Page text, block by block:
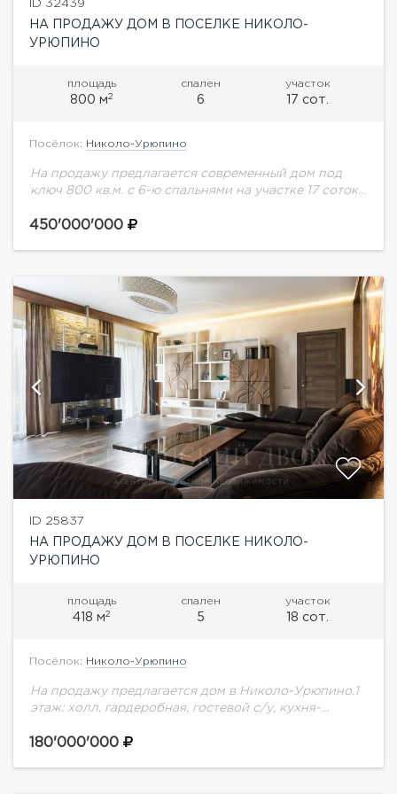
ID 32439
НА ПРОДАЖУ ДОМ В ПОСЕЛКЕ НИКОЛО-
УРЮПИНО
площадь
800 м2
спален
6
участок
17 сот.
Посёлок: Николо-Урюпино
На продажу предлагается современный дом под
ключ 800 кв.м. с 6-ю спальнями на участке 17 соток
со SPA-зоной и зоной...
450'000'000
ID 25837
НА ПРОДАЖУ ДОМ В ПОСЕЛКЕ НИКОЛО-
УРЮПИНО
площадь
418 м2
спален
5
участок
18 сот.
Посёлок: Николо-Урюпино
На продажу предлагается дом в Николо-Урюпино.1
этаж: холл, гардеробная, гостевой с/у, кухня-
кладовая при кухне, гостиная с выходом на
180'000'000